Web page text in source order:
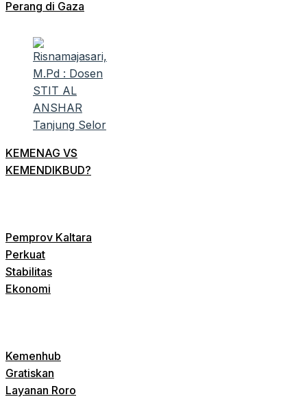
Perang di Gaza
KEMENAG VS
KEMENDIKBUD?
Pemprov Kaltara
Perkuat
Stabilitas
Ekonomi
Kemenhub
Gratiskan
Layanan Roro